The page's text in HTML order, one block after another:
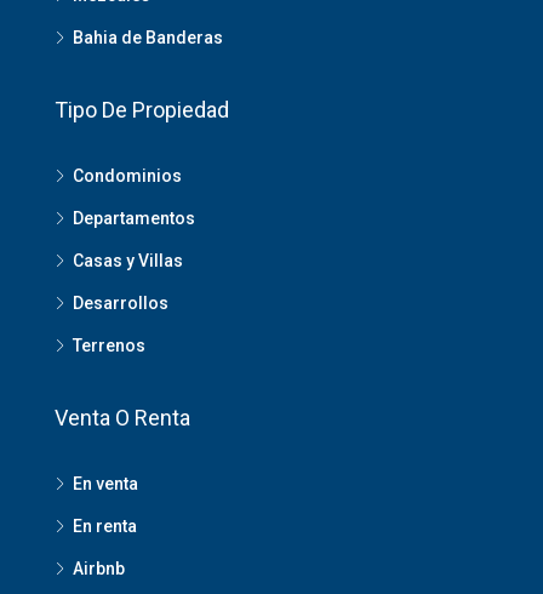
Bahia de Banderas
Tipo De Propiedad
Condominios
Departamentos
Casas y Villas
Desarrollos
Terrenos
Venta O Renta
En venta
En renta
Airbnb